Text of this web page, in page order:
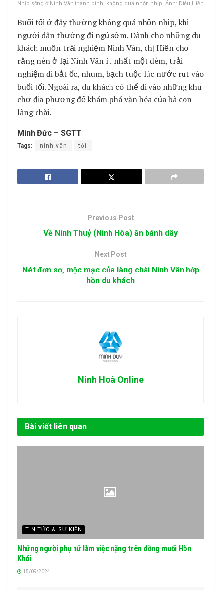
Nhịp sống ở Ninh Vân thanh bình, không quá nhộn nhịp. Ảnh: Diệu Hiền
Buổi tối ở đây thường không quá nhộn nhịp, khi
người dân thường đi ngủ sớm. Dành cho những du
khách muốn trải nghiệm Ninh Vân, chị Hiền cho
rằng nên ở lại Ninh Vân ít nhất một đêm, trải
nghiệm đi bắt ốc, nhum, bạch tuộc lúc nước rút vào
buổi tối. Ngoài ra, du khách có thể đi vào những khu
chợ địa phương để khám phá văn hóa của bà con
làng chài.
Minh Đức – SGTT
Tags: ninh vân tỏi
Previous Post
Về Ninh Thuỷ (Ninh Hòa) ăn bánh dây
Next Post
Nét đơn sơ, mộc mạc của làng chài Ninh Vân hớp
hồn du khách
Ninh Hoà Online
Bài viết liên quan
TIN TỨC & SỰ KIỆN
Những người phụ nữ làm việc nặng trên đồng muối Hòn
Khói
15/09/2024